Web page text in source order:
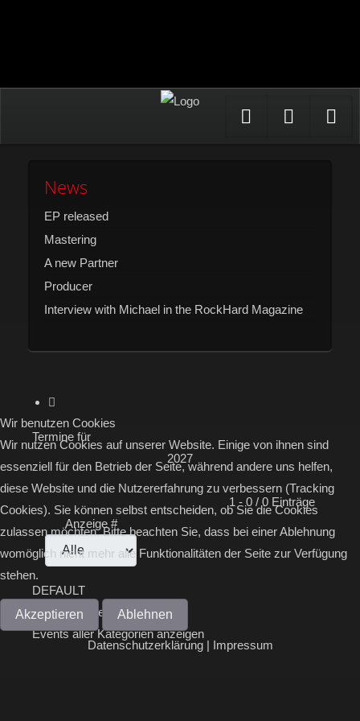
Facebook
News
EP released
Mastering
A new Partner
Producer
Interview with Michael in the RockHard Magazine
Termine für
2027
1 - 0 / 0 Einträge
Anzeige #
DEFAULT
Alle Kategorien ...
Events aller Kategorien anzeigen
Wir benutzen Cookies
Wir nutzen Cookies auf unserer Website. Einige von ihnen sind
essenziell für den Betrieb der Seite, während andere uns helfen,
diese Website und die Nutzererfahrung zu verbessern (Tracking
Cookies). Sie können selbst entscheiden, ob Sie die Cookies
zulassen möchten. Bitte beachten Sie, dass bei einer Ablehnung
womöglich nicht mehr alle Funktionalitäten der Seite zur Verfügung
stehen.
Akzeptieren Ablehnen
Datenschutzerklärung| Impressum